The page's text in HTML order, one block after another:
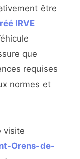
être
IRVE
que
requises
normes et
visite
Orens-de-